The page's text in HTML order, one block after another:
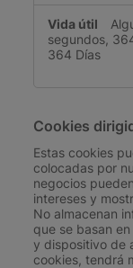
segundos,
364 Días
Cookies
Estas cookies
colocadas por
negocios
intereses y
No almacenan
que se basan
y dispositivo de
cookies, tendrá